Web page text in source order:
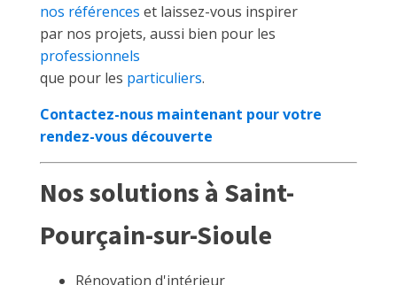
nos références et laissez-vous inspirer
par nos projets, aussi bien pour les
professionnels
que pour les particuliers.
Contactez-nous maintenant pour votre
rendez-vous découverte
Nos solutions à Saint-
Pourçain-sur-Sioule
Rénovation d'intérieur